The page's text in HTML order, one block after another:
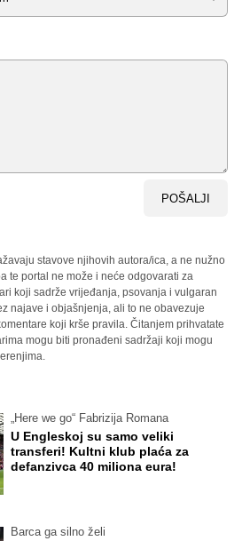
POŠALJI
stavove njihovih autora/ica, a ne nužno
te portal ne može i neće odgovarati za
koji sadrže vrijeđanja, psovanja i vulgaran
najave i objašnjenja, ali to ne obavezuje
koji krše pravila. Čitanjem prihvatate
mogu biti pronađeni sadržaji koji mogu
„Here we go“ Fabrizija Romana
U Engleskoj su samo veliki
transferi! Kultni klub plaća za
defanzivca 40 miliona eura!
Barca ga silno želi